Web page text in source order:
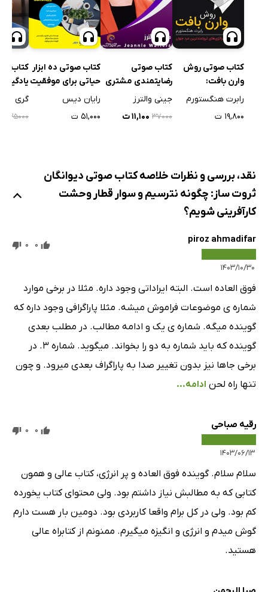
کتاب صوتی روش
وارن بافت:
استراتژی‌های
جهان
رابرت هنگستورم
۱۹,۸۰۰ ت
کتاب صوتی
رضایتمندی مشتری
جینی والترز
۳۷۰۰۰ ۱۱,۱۰۰ ت
کتاب صوتی ده ابزار
حیاتی برای موفقیت
در بازاریابی دیجیتال
رایان دیس
۵۱,۰۰۰ ت
کتاب
یادگیری
گری بولز
۳۵۰۰۰
نقد، بررسی و نظرات خلاصه کتاب صوتی دیوانگان
ثروت ساز: چگونه نترسیم و سوار قطار وحشت
کارآفرینی شویم؟
piroz ahmadifar
۱۴۰۳/۱۰/۳۰
0
0
فوق العاده است. البته ایراداتی وجود داره. مثلا در برخی موارد
شماره ی موضوعات فراموش میشه. مثلا پاراگرافی وجود داره که
گوینده میگه. شماره ی یک و ادامه مطالب. در مطلب بعدی
گوینده که باید شماره به دو را بخواند. میگوید. شماره ۳. در
برخی جاها نیز بدون تغییر صدا به پاراگراف بعدی میرود. و چون
تنها راه لحن ادامه...
رقیه صباحی
۱۴۰۳/۰۶/۱۳
0
0
سلام سلام. گوینده فوق العاده و پر انرژی، کتاب عالی و همون
کتابی که به مطالبش نیاز داشتم بود. ولی محتوای کتاب یخورده
کم بود. ولی در کل برام واقعا کاربردی بود. دومین بار هست دارم
گوش میدم و انرژی و انگیزه میگیرم. ممنونم از کتابراه عالی
هستید.